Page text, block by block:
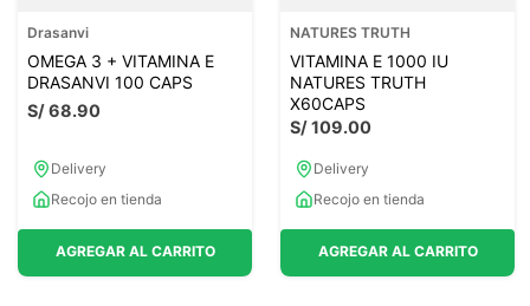
Drasanvi
OMEGA 3 + VITAMINA E
DRASANVI 100 CAPS
S/68.90
Delivery
Recojo en tienda
AGREGAR AL CARRITO
NATURES TRUTH
VITAMINA E 1000 IU
NATURES TRUTH
X60CAPS
S/109.00
Delivery
Recojo en tienda
AGREGAR AL CARRITO